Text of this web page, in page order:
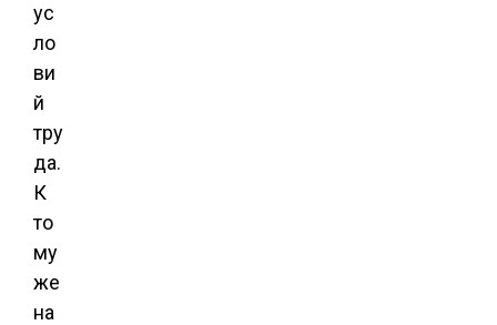
ус
ло
ви
й
тру
да.
К
то
му
же
на